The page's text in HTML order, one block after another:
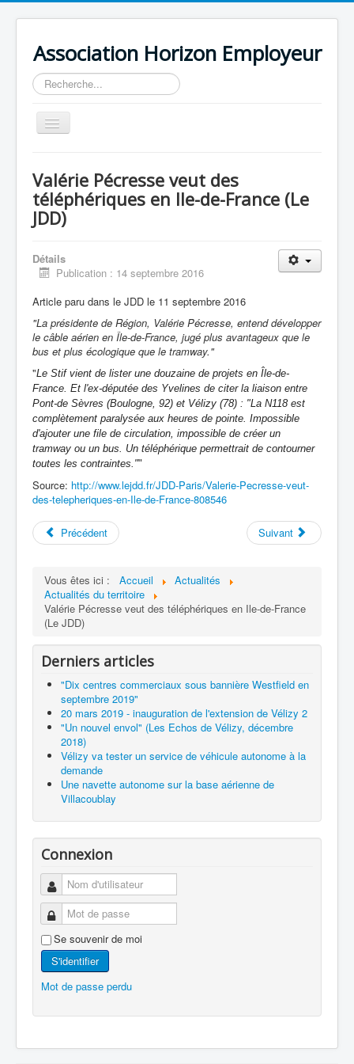
Association Horizon Employeur
Rechercher
Basculer
la
L'association
Actualités
Valérie Pécresse veut des
téléphériques en Ile-de-France (Le
JDD)
Détails
Publication : 14 septembre 2016
Article paru dans le JDD le 11 septembre 2016
"La présidente de Région, Valérie Pécresse, entend développer
le câble aérien en Île-de-France, jugé plus avantageux que le
bus et plus écologique que le tramway."
"Le Stif vient de lister une douzaine de projets en Île-de-
France. Et l'ex-députée des Yvelines de citer la liaison entre
Pont-de Sèvres (Boulogne, 92) et Vélizy (78) : "La N118 est
complètement paralysée aux heures de pointe. Impossible
d'ajouter une file de circulation, impossible de créer un
tramway ou un bus. Un téléphérique permettrait de contourner
toutes les contraintes.""
Source: http://www.lejdd.fr/JDD-Paris/Valerie-Pecresse-veut-
des-telepheriques-en-Ile-de-France-808546
Précédent Suivant
Vous êtes ici : Accueil
Actualités
Actualités du territoire
Valérie Pécresse veut des téléphériques en Ile-de-France
(Le JDD)
Derniers articles
"Dix centres commerciaux sous bannière Westfield en
septembre 2019"
20 mars 2019 - inauguration de l'extension de Vélizy 2
"Un nouvel envol" (Les Echos de Vélizy, décembre
2018)
Vélizy va tester un service de véhicule autonome à la
demande
Une navette autonome sur la base aérienne de
Villacoublay
Connexion
Se souvenir de moi
S'identifier
Mot de passe perdu